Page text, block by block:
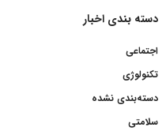
دسته بندی اخبار
اجتماعی
تکنولوژی
دسته‌بندی نشده
سلامتی